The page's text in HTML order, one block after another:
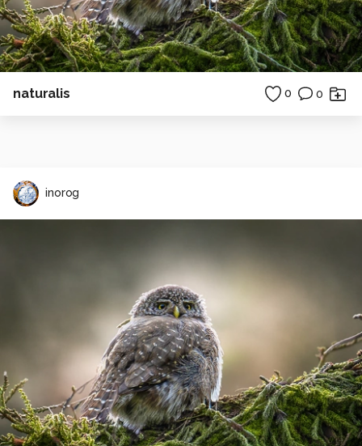
naturalis 0 0
inorog